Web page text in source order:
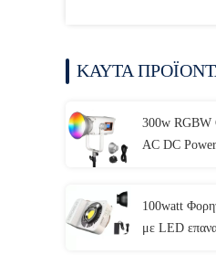
ΚΑΥΤΑ
300w RGBW
AC DC
100watt
με LED